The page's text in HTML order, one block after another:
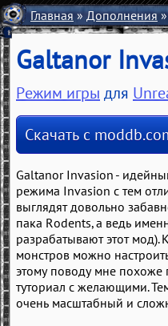
Главная»Дополнения
Galtanor
Режим игры для
Скачать с
Galtanor Invasion -
режима Invasion с тем
выглядят довольно
пака Rodents, а ведь
разрабатывают этот
монстров можно
этому поводу мне похоже
туториал с желающими.
очень масштабный и